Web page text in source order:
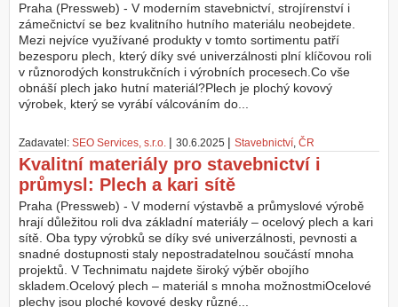
Praha (Pressweb) - V moderním stavebnictví, strojírenství i
zámečnictví se bez kvalitního hutního materiálu neobejdete.
Mezi nejvíce využívané produkty v tomto sortimentu patří
bezesporu plech, který díky své univerzálnosti plní klíčovou roli
v různorodých konstrukčních i výrobních procesech.Co vše
obnáší plech jako hutní materiál?Plech je plochý kovový
výrobek, který se vyrábí válcováním do...
Zadavatel: SEO Services, s.r.o. | 30.6.2025 | Stavebnictví, ČR
Kvalitní materiály pro stavebnictví i
průmysl: Plech a kari sítě
Praha (Pressweb) - V moderní výstavbě a průmyslové výrobě
hrají důležitou roli dva základní materiály – ocelový plech a kari
sítě. Oba typy výrobků se díky své univerzálnosti, pevnosti a
snadné dostupnosti staly nepostradatelnou součástí mnoha
projektů. V Technimatu najdete široký výběr obojího
skladem.Ocelový plech – materiál s mnoha možnostmiOcelové
plechy jsou ploché kovové desky různé...